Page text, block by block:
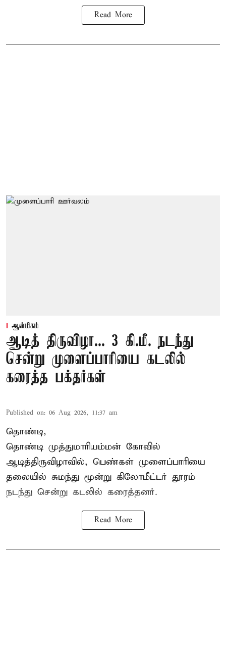
Read More
ஆன்மிகம்
ஆடித் திருவிழா... 3 கி.மீ. நடந்து
சென்று முளைப்பாரியை கடலில்
கரைத்த பக்தர்கள்
Published on: 06 Aug 2026, 11:37 am
தொண்டி,
தொண்டி முத்துமாரியம்மன் கோவில்
ஆடித்திருவிழாவில், பெண்கள் முளைப்பாரியை
தலையில் சுமந்து மூன்று கிலோமீட்டர் தூரம்
நடந்து சென்று கடலில் கரைத்தனர்.
Read More